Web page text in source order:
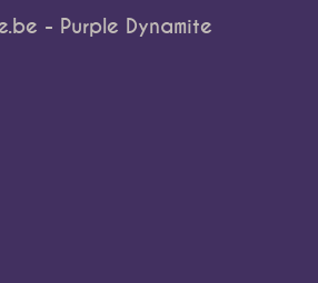
- Purple Dynamite